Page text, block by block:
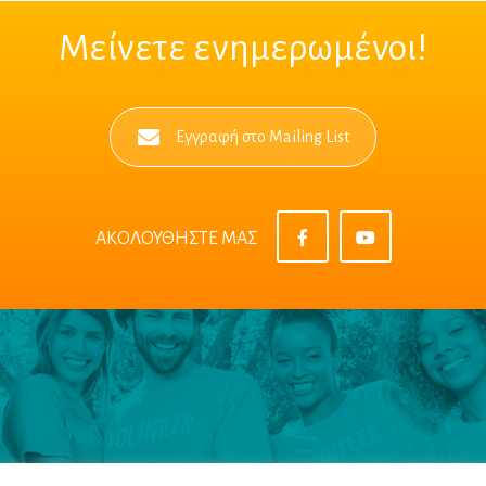
Μείνετε ενημερωμένοι!
Εγγραφή στο Mailing List
ΑΚΟΛΟΥΘΗΣΤΕ ΜΑΣ